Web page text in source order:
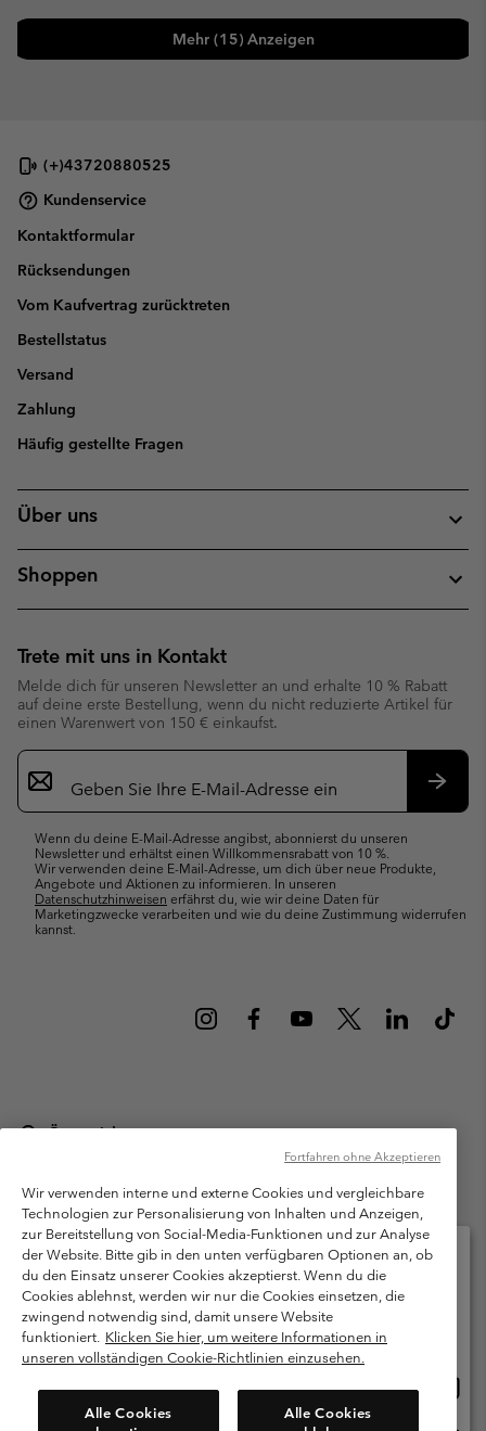
Mehr (15) Anzeigen
(+)43720880525
Kundenservice
Kontaktformular
Rücksendungen
Vom Kaufvertrag zurücktreten
Bestellstatus
Versand
Zahlung
Häufig gestellte Fragen
Über uns
Shoppen
Trete mit uns in Kontakt
Melde dich für unseren Newsletter an und erhalte 10 % Rabatt
auf deine erste Bestellung, wenn du nicht reduzierte Artikel für
einen Warenwert von 150 € einkaufst.
Newsletter-
Anmeldung
Wenn du deine E-Mail-Adresse angibst, abonnierst du unseren
Newsletter und erhältst einen Willkommensrabatt von 10 %.
Wir verwenden deine E-Mail-Adresse, um dich über neue Produkte,
Angebote und Aktionen zu informieren. In unseren
Datenschutzhinweisen erfährst du, wie wir deine Daten für
Marketingzwecke verarbeiten und wie du deine Zustimmung widerrufen
kannst.
Österreich
Columbia Sportswear Austria GmbH. Moosfeldstraße 1, 5101
Bergheim, Salzburg Österreich. Alle Rechte vorbehalten.
Nutzungsbedingungen
Allgemeine Verkaufsbedingungen
Garantie
Datenschutzerklärung
Bestimmungen und Bedingungen des Mitglieder Programms
Nutzungsbedingungen Für Nutzergenerierte Inhalte
Cookies
Kundenservice: Mo- Fr. 9:00 - 13:00 & 14:00- 18:00 Uhr
(+)43720880525
Wir verwenden interne und externe Cookies und vergleichbare
Technologien zur Personalisierung von Inhalten und Anzeigen,
zur Bereitstellung von Social-Media-Funktionen und zur Analyse
der Website. Bitte gib in den unten verfügbaren Optionen an, ob
du den Einsatz unserer Cookies akzeptierst. Wenn du die
Cookies ablehnst, werden wir nur die Cookies einsetzen, die
zwingend notwendig sind, damit unsere Website
funktioniert. Klicken Sie hier, um weitere Informationen in
unseren vollständigen Cookie-Richtlinien einzusehen.
Alle Cookies
Alle Cookies
Fortfahren ohne Akzeptieren
Bitte wählen Sie Ihr Lieferland und Ihre Sprache
Online-Einkauf verfügbar